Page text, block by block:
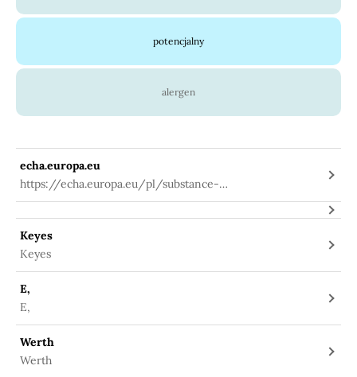
potencjalny
alergen
echa.europa.eu
https://echa.europa.eu/pl/substance-
information/-/substanceinfo/100.067.779
Keyes
Keyes
E,
E,
Werth
Werth